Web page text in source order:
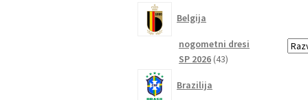
Belgija
nogometni dresi
SP 2026 4343
Brazilija